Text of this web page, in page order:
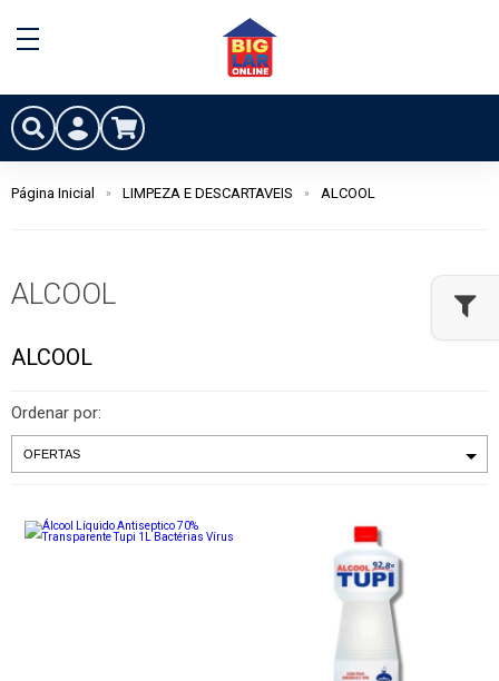
Página Inicial LIMPEZA E DESCARTAVEIS ALCOOL
ALCOOL
ALCOOL
Ordenar por: